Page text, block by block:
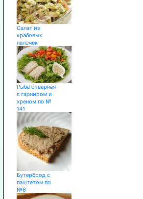
Салат из
крабовых
палочек
Рыба отварная
с гарниром и
хреном по №
141
Бутерброд с
паштетом по
№6